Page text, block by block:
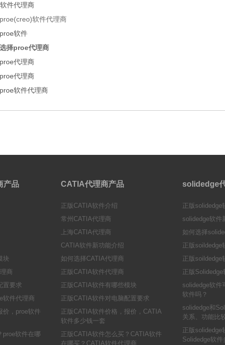
件代理商
软件代理商
软件
择proe代理商
proe代理商
代理商
软件代理商
产品
块
商
置要求
软件代理商
价，proe软件
proe软件在哪
CATIA代理商产品
正版CATIA软件介绍
常州CATIA代理商
上海CATIA代理商
CATIA软件新功能介绍
如何选择CATIA代理商
正版CATIA软件代理商
正版CATIA软件有哪些模块
正版CATIA软件对电脑配置要求
正版CATIA软件价格，报价，CATIA
软件多少钱一套
正版CATIA软件怎么买？CATIA软件
在哪买？CATIA软件代理商
solidedge
正版solidedge
solidedge软件
如何选择
正版soildedge
正版soildedge
正版
solidedge软件
软件吗？
solidedge和
关系、功能比
正版solidedge
Solidedge软件